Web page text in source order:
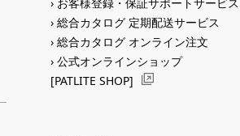
総合カタログ 定期配送サービス
総合カタログ オンライン注文
公式オンラインショップ
[PATLITE SHOP]